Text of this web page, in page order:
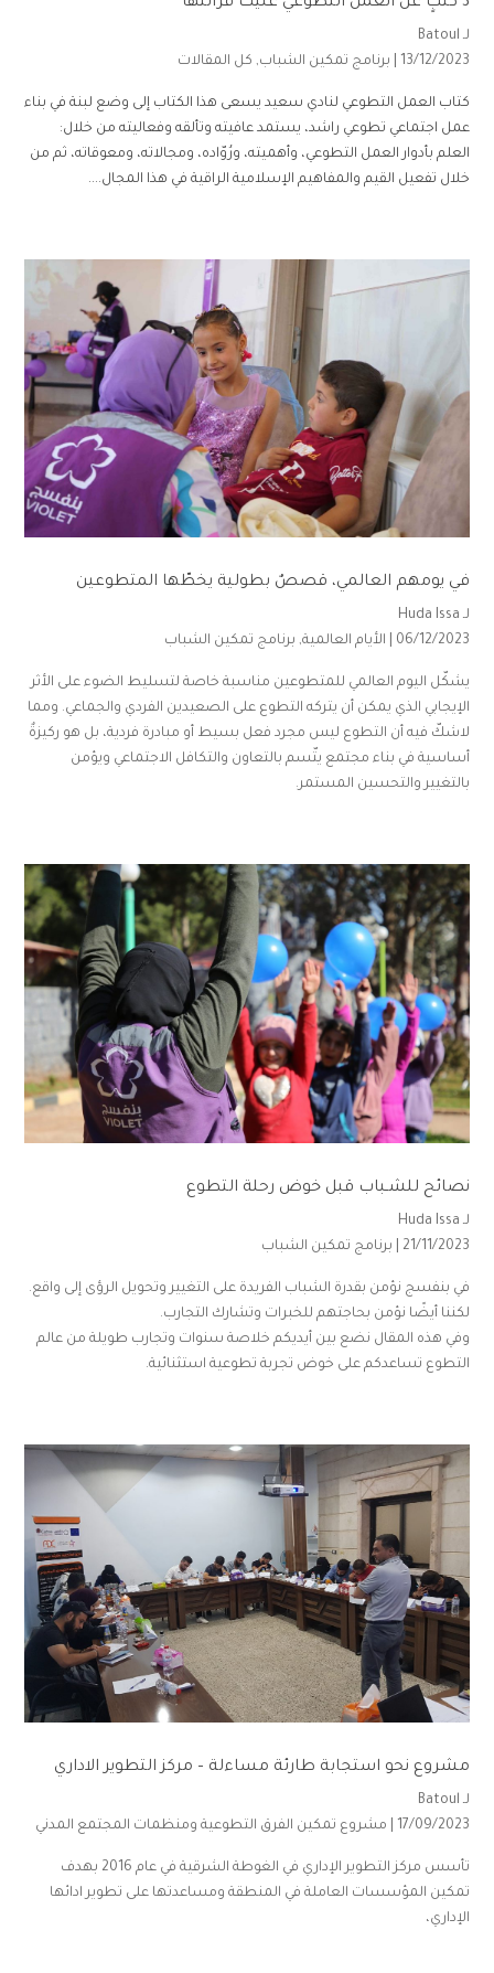
لـ Batoul
13/12/2023 |
برنامج تمكين الشباب, كل المقالات
كتاب العمل التطوعي لنادي سعيد يسعى هذا الكتاب إلى وضع لبنة في بناء
عمل اجتماعي تطوعي راشد، يستمد عافيته وتألقه وفعاليته من خلال:
العلم بأدوار العمل التطوعي، وأهميته، ورُوّاده، ومجالاته، ومعوقاته، ثم من
خلال تفعيل القيم والمفاهيم الإسلامية الراقية في هذا المجال....
في يومهم العالمي، قصصٌ بطولية يخطّها المتطوعين
لـ Huda Issa
06/12/2023 |
الأيام العالمية, برنامج تمكين الشباب
يشكّل اليوم العالمي للمتطوعين مناسبة خاصة لتسليط الضوء على الأثر
الإيجابي الذي يمكن أن يتركه التطوع على الصعيدين الفردي والجماعي. ومما
لاشكّ فيه أن التطوع ليس مجرد فعل بسيط أو مبادرة فردية، بل هو ركيزةٌ
أساسية في بناء مجتمع يتّسم بالتعاون والتكافل الاجتماعي ويؤمن
بالتغيير والتحسين المستمر.
نصائح للشـباب قبل خوض رحلة التطوع
لـ Huda Issa
21/11/2023 |
برنامج تمكين الشباب
في بنفسج نؤمن بقدرة الشباب الفريدة على التغيير وتحويل الرؤى إلى واقع.
لكننا أيضًا نؤمن بحاجتهم للخبرات وتشارك التجارب.
وفي هذه المقال نضع بين أيديكم خلاصة سنوات وتجارب طويلة من عالم
التطوع تساعدكم على خوض تجربة تطوعية استثنائية.
مشروع نحو استجابة طارئة مساءلة – مركز التطوير الاداري
لـ Batoul
17/09/2023 |
مشروع تمكين الفرق التطوعية ومنظمات المجتمع المدني
تأسس مركز التطوير الإداري في الغوطة الشرقية في عام 2016 بهدف
تمكين المؤسسات العاملة في المنطقة ومساعدتها على تطوير ادائها
الإداري،